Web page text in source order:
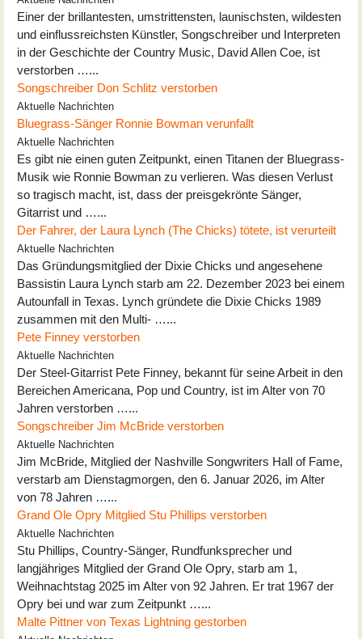
Einer der brillantesten, umstrittensten, launischsten, wildesten
und einflussreichsten Künstler, Songschreiber und Interpreten
in der Geschichte der Country Music, David Allen Coe, ist
verstorben …...
Songschreiber Don Schlitz verstorben
Aktuelle Nachrichten
Bluegrass-Sänger Ronnie Bowman verunfallt
Aktuelle Nachrichten
Es gibt nie einen guten Zeitpunkt, einen Titanen der Bluegrass-
Musik wie Ronnie Bowman zu verlieren. Was diesen Verlust
so tragisch macht, ist, dass der preisgekrönte Sänger,
Gitarrist und …...
Der Fahrer, der Laura Lynch (The Chicks) tötete, ist verurteilt
Aktuelle Nachrichten
Das Gründungsmitglied der Dixie Chicks und angesehene
Bassistin Laura Lynch starb am 22. Dezember 2023 bei einem
Autounfall in Texas. Lynch gründete die Dixie Chicks 1989
zusammen mit den Multi- …...
Pete Finney verstorben
Aktuelle Nachrichten
Der Steel-Gitarrist Pete Finney, bekannt für seine Arbeit in den
Bereichen Americana, Pop und Country, ist im Alter von 70
Jahren verstorben …...
Songschreiber Jim McBride verstorben
Aktuelle Nachrichten
Jim McBride, Mitglied der Nashville Songwriters Hall of Fame,
verstarb am Dienstagmorgen, den 6. Januar 2026, im Alter
von 78 Jahren …...
Grand Ole Opry Mitglied Stu Phillips verstorben
Aktuelle Nachrichten
Stu Phillips, Country-Sänger, Rundfunksprecher und
langjähriges Mitglied der Grand Ole Opry, starb am 1,
Weihnachtstag 2025 im Alter von 92 Jahren. Er trat 1967 der
Opry bei und war zum Zeitpunkt …...
Malte Pittner von Texas Lightning gestorben